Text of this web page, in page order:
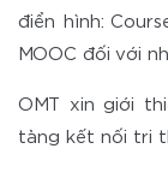
điển hình:
MOOC đối với
OMT xin giới
tảng kết nối tri